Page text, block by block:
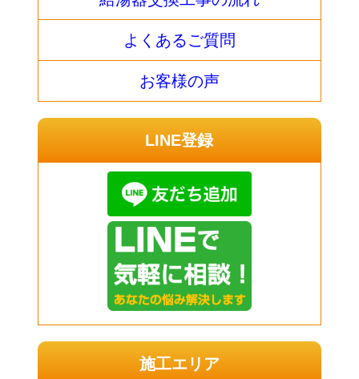
よくあるご質問
お客様の声
LINE登録
施工エリア